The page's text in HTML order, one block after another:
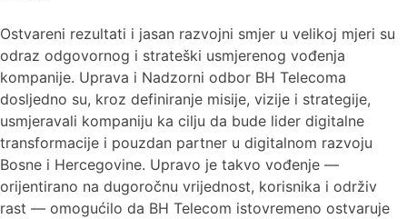
Ostvareni rezultati i jasan razvojni smjer u velikoj mjeri su
odraz odgovornog i strateški usmjerenog vođenja
kompanije. Uprava i Nadzorni odbor BH Telecoma
dosljedno su, kroz definiranje misije, vizije i strategije,
usmjeravali kompaniju ka cilju da bude lider digitalne
transformacije i pouzdan partner u digitalnom razvoju
Bosne i Hercegovine. Upravo je takvo vođenje —
orijentirano na dugoročnu vrijednost, korisnika i održiv
rast — omogućilo da BH Telecom istovremeno ostvaruje